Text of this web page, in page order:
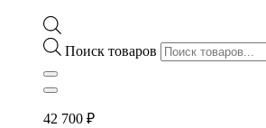
Поиск товаров
42 700 ₽